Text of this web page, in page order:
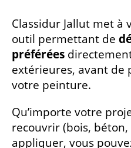
Classidur Jallut met à
outil permettant de
préférées
extérieures, avant de
votre peinture.
Qu’importe votre
recouvrir (bois,
appliquer, vous